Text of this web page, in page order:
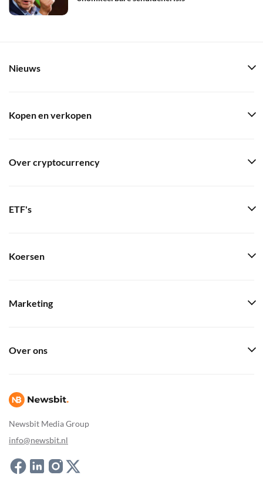
Newsbit Media Group
info@newsbit.nl
Nieuws
Kopen en verkopen
Over cryptocurrency
ETF's
Koersen
Marketing
Over ons